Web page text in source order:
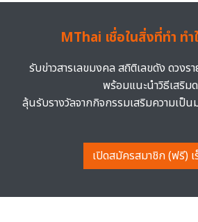
MThai เชื่อในสิ่งที่ทำ ทำ
รับข่าวสารเลขมงคล สถิติเลขดัง ดวงร
พร้อมแนะนำวิธีเสริม
ลุ้นรับรางวัลจากกิจกรรมเสริมความเป็
เปิดสมัครสมาชิก (ฟรี)